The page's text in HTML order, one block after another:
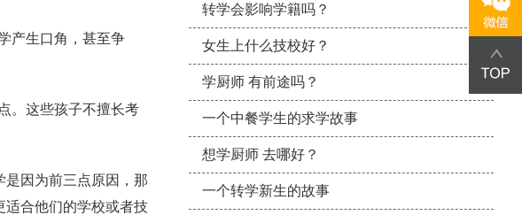
产生口角，甚至争
。这些孩子不擅长考
因为前三点原因，那
适合他们的学校或者技
转学会影响学籍吗？
女生上什么技校好？
学厨师 有前途吗？
一个中餐学生的求学故事
想学厨师 去哪好？
一个转学新生的故事